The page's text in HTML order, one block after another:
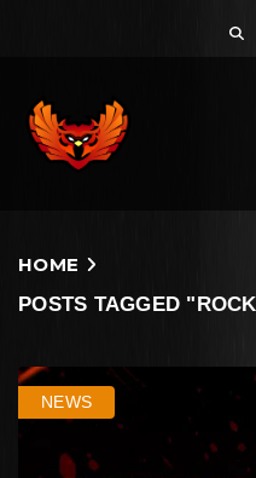
HOME
POSTS TAGGED
NEWS